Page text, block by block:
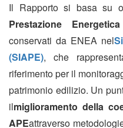
Il Rapporto si basa su
Prestazione
conservati da ENEA nel
(SIAPE), che
riferimento per il
patrimonio edilizio. Un
ilmiglioramento della
APEattraverso